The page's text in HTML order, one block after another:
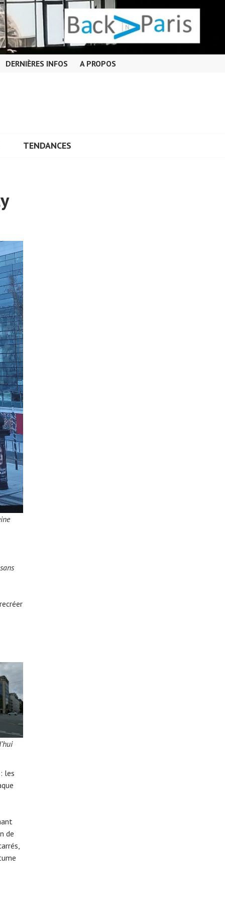
DERNIÈRES INFOS A PROPOS
TENDANCES
les
de